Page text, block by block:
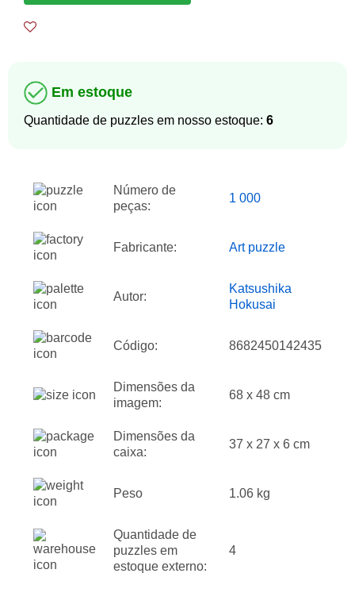
Em estoque
Quantidade de puzzles em nosso estoque: 6
Número de
peças:
1 000
Fabricante: Art puzzle
Autor:
Katsushika
Hokusai
Código: 8682450142435
Dimensões da
imagem:
68 x 48 cm
Dimensões da
caixa:
37 x 27 x 6 cm
Peso 1.06 kg
Quantidade de
puzzles em
estoque externo:
4